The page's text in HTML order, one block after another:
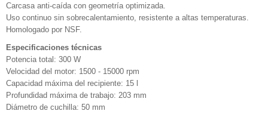
Carcasa anti-caída con geometría optimizada.
Uso continuo sin sobrecalentamiento, resistente a altas temperaturas.
Homologado por NSF.
Especificaciones técnicas
Potencia total: 300 W
Velocidad del motor: 1500 - 15000 rpm
Capacidad máxima del recipiente: 15 l
Profundidad máxima de trabajo: 203 mm
Diámetro de cuchilla: 50 mm